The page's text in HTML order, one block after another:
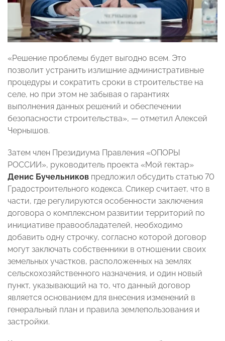
«Решение проблемы будет выгодно всем. Это
позволит устранить излишние административные
процедуры и сократить сроки в строительстве на
селе, но при этом не забывая о гарантиях
выполнения данных решений и обеспечении
безопасности строительства», — отметил Алексей
Чернышов.
Затем член Президиума Правления «ОПОРЫ
РОССИИ», руководитель проекта «Мой гектар»
Денис Бучельников предложил обсудить статью 70
Градостроительного кодекса. Спикер считает, что в
части, где регулируются особенности заключения
договора о комплексном развитии территорий по
инициативе правообладателей, необходимо
добавить одну строчку, согласно которой договор
могут заключать собственники в отношении своих
земельных участков, расположенных на землях
сельскохозяйственного назначения, и один новый
пункт, указывающий на то, что данный договор
является основанием для внесения изменений в
генеральный план и правила землепользования и
застройки.